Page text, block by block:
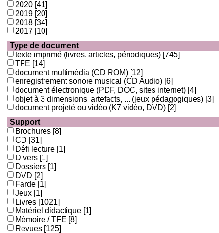
2020 [41]
2019 [20]
2018 [34]
2017 [10]
Type de document
texte imprimé (livres, articles, périodiques) [745]
TFE [14]
document multimédia (CD ROM) [12]
enregistrement sonore musical (CD Audio) [6]
document électronique (PDF, DOC, sites internet) [4]
objet à 3 dimensions, artefacts, ... (jeux pédagogiques) [3]
document projeté ou vidéo (K7 vidéo, DVD) [2]
Support
Brochures [8]
CD [31]
Défi lecture [1]
Divers [1]
Dossiers [1]
DVD [2]
Farde [1]
Jeux [1]
Livres [1021]
Matériel didactique [1]
Mémoire / TFE [8]
Revues [125]